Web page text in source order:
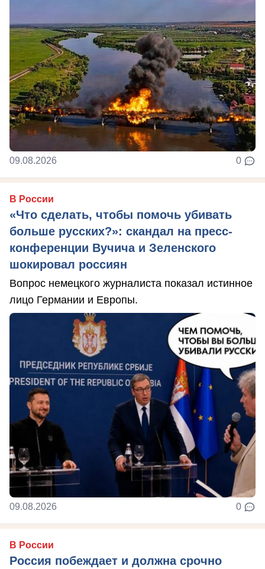
09.08.2026 0
В России
«Что сделать, чтобы помочь убивать
больше русских?»: скандал на пресс-
конференции Вучича и Зеленского
шокировал россиян
Вопрос немецкого журналиста показал истинное
лицо Германии и Европы.
09.08.2026 0
В России
Россия побеждает и должна срочно